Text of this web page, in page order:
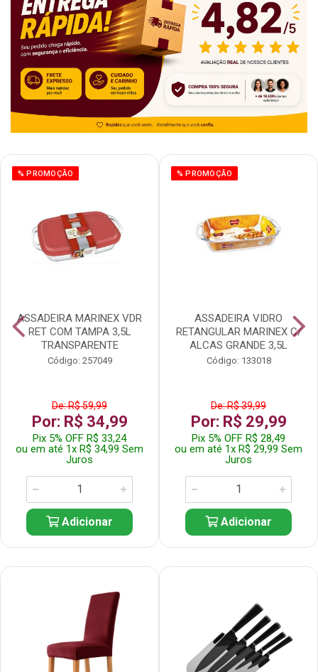
% PROMOÇÃO
ASSADEIRA MARINEX VDR
RET COM TAMPA 3,5L
TRANSPARENTE
Código: 257049
De: R$ 59,99
Por: R$ 34,99
Pix 5% OFF R$ 33,24
ou em até 1x R$ 34,99 Sem
Juros
Adicionar
% PROMOÇÃO
ASSADEIRA VIDRO
RETANGULAR MARINEX C/
ALCAS GRANDE 3,5L
Código: 133018
De: R$ 39,99
Por: R$ 29,99
Pix 5% OFF R$ 28,49
ou em até 1x R$ 29,99 Sem
Juros
Adicionar